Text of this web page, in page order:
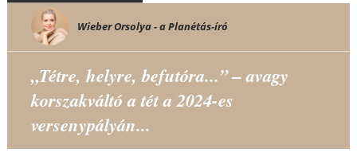
Wieber Orsolya - a Planétás-író
„Tétre, helyre, befutóra...” – avagy
korszakváltó a tét a 2024-es
versenypályán...